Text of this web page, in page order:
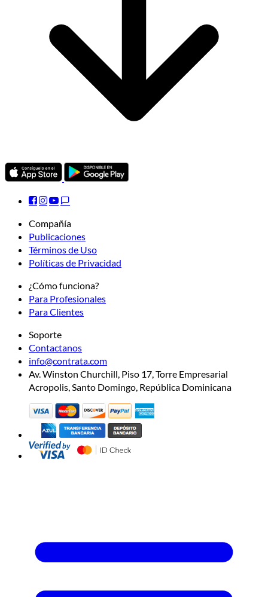
Compañía
Publicaciones
Términos de Uso
Políticas de Privacidad
¿Cómo funciona?
Para Profesionales
Para Clientes
Soporte
Contactanos
info@contrata.com
Av. Winston Churchill, Piso 17, Torre Empresarial
Acropolis, Santo Domingo, República Dominicana